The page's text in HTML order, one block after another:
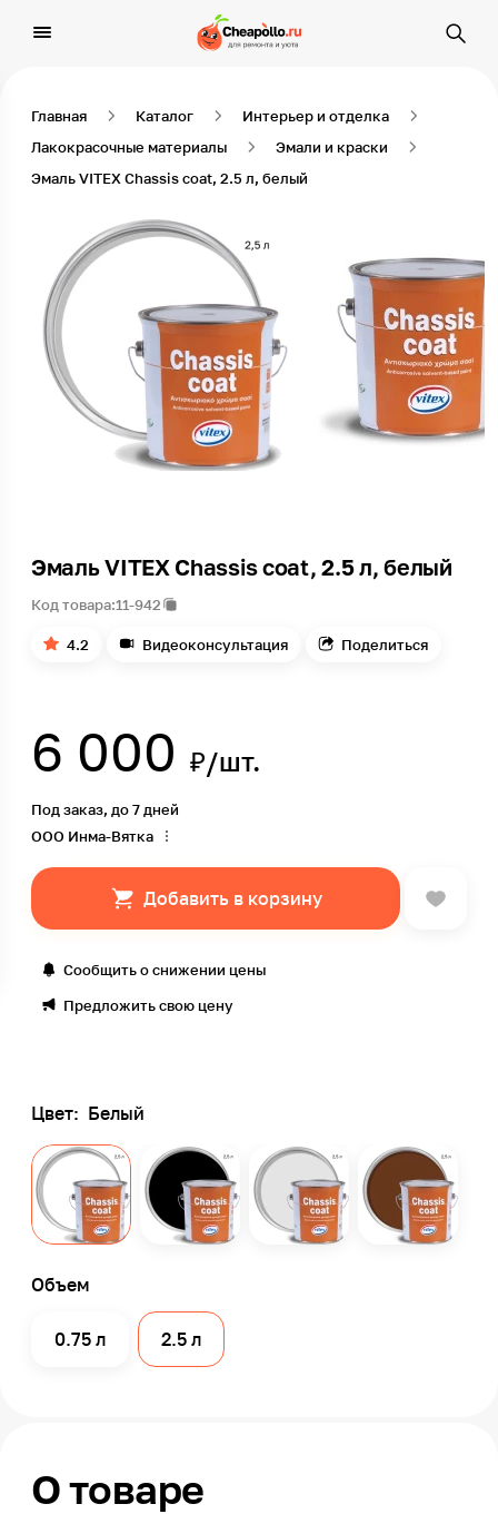
Главная Каталог
Интерьер и отделка
Лакокрасочные материалы
Эмали и краски
Эмаль VITEX Chassis coat, 2.5 л, белый
Эмаль VITEX Chassis coat, 2.5 л, белый
Код товара:11-942
4.2 Видеоконсультация Поделиться
6 000 ₽/шт.
Под заказ, до 7 дней
ООО Инма-Вятка
Добавить в корзину
Сообщить о снижении цены
Предложить свою цену
Цвет: Белый
Объем
0.75 л 2.5 л
О товаре